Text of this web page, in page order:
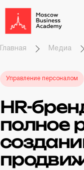
Главная Медиа
Управление персоналом
HR-
полное